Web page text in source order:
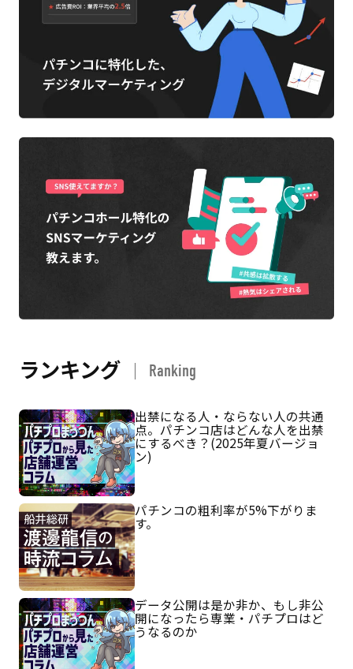
ランキング Ranking
出禁になる人・ならない人の共通
点。パチンコ店はどんな人を出禁
にするべき？(2025年夏バージョ
ン)
パチンコの粗利率が5%下がりま
す。
データ公開は是か非か、もし非公
開になったら専業・パチプロはど
うなるのか